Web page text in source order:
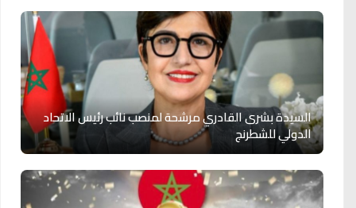
السيدة بشرى القادري مرشحة لمنصب نائب رئيس الاتحاد
الدولي للشطرنج